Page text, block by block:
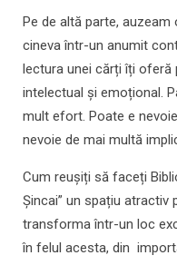
Pe de altă parte,
cineva într-un anumit
lectura unei cărți îți
intelectual și emoțional.
mult efort. Poate e
nevoie de mai multă
Cum reușiți să faceți
Șincai” un spațiu atractiv
transforma într-un loc
în felul acesta, din